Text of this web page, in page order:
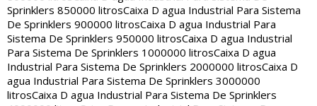
Sprinklers 850000 litrosCaixa D agua Industrial Para Sistema
De Sprinklers 900000 litrosCaixa D agua Industrial Para
Sistema De Sprinklers 950000 litrosCaixa D agua Industrial
Para Sistema De Sprinklers 1000000 litrosCaixa D agua
Industrial Para Sistema De Sprinklers 2000000 litrosCaixa D
agua Industrial Para Sistema De Sprinklers 3000000
litrosCaixa D agua Industrial Para Sistema De Sprinklers